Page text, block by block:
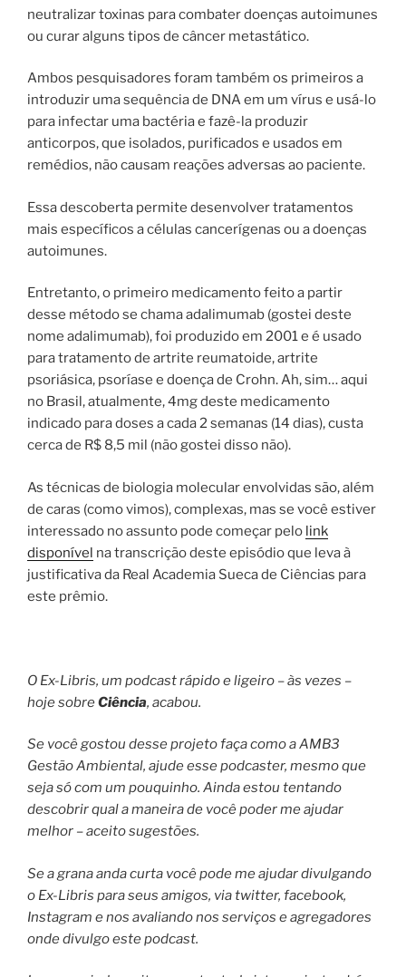
neutralizar toxinas para combater doenças autoimunes
ou curar alguns tipos de câncer metastático.
Ambos pesquisadores foram também os primeiros a
introduzir uma sequência de DNA em um vírus e usá-lo
para infectar uma bactéria e fazê-la produzir
anticorpos, que isolados, purificados e usados em
remédios, não causam reações adversas ao paciente.
Essa descoberta permite desenvolver tratamentos
mais específicos a células cancerígenas ou a doenças
autoimunes.
Entretanto, o primeiro medicamento feito a partir
desse método se chama adalimumab (gostei deste
nome adalimumab), foi produzido em 2001 e é usado
para tratamento de artrite reumatoide, artrite
psoriásica, psoríase e doença de Crohn. Ah, sim… aqui
no Brasil, atualmente, 4mg deste medicamento
indicado para doses a cada 2 semanas (14 dias), custa
cerca de R$ 8,5 mil (não gostei disso não).
As técnicas de biologia molecular envolvidas são, além
de caras (como vimos), complexas, mas se você estiver
interessado no assunto pode começar pelo link
disponível na transcrição deste episódio que leva à
justificativa da Real Academia Sueca de Ciências para
este prêmio.
O Ex-Libris, um podcast rápido e ligeiro – às vezes –
hoje sobreCiência, acabou.
Se você gostou desse projeto faça como a AMB3
Gestão Ambiental, ajude esse podcaster, mesmo que
seja só com um pouquinho. Ainda estou tentando
descobrir qual a maneira de você poder me ajudar
melhor – aceito sugestões.
Se a grana anda curta você pode me ajudar divulgando
o Ex-Libris para seus amigos, via twitter, facebook,
Instagram e nos avaliando nos serviços e agregadores
onde divulgo este podcast.